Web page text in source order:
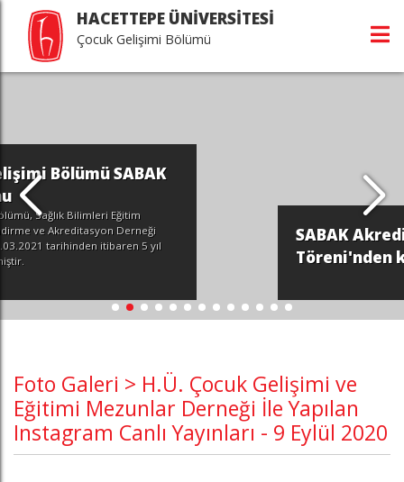
HACETTEPE ÜNİVERSİTESİ
Çocuk Gelişimi Bölümü
SABAK Akreditasyon Belge
Töreni'nden kareler...
Foto Galeri > H.Ü. Çocuk Gelişimi ve
Eğitimi Mezunlar Derneği İle Yapılan
Instagram Canlı Yayınları - 9 Eylül 2020